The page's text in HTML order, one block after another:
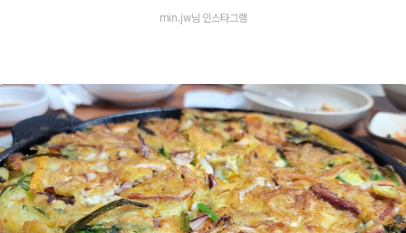
min.jw님 인스타그램